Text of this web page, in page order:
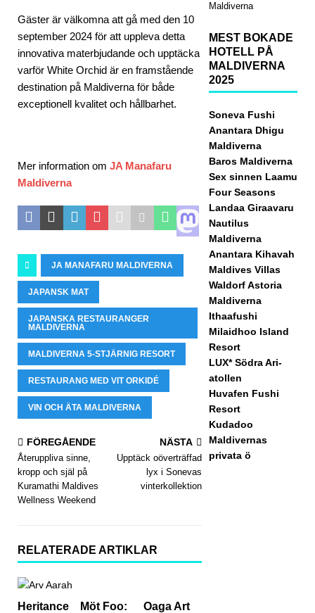
reso
r
OC
[ 29
april
Hur
man
bok
på
Gäster är välkomna att gå med den 10
september 2024 för att uppleva detta
innovativa materbjudande och upptäcka
varför White Orchid är en framstående
destination på Maldiverna för både
exceptionell kvalitet och hållbarhet.
Mer information om JA Manafaru
Maldiverna
JA MANAFARU MALDIVERNA
JAPANSK MAT
JAPANSKA RESTAURANGER
MALDIVERNA
MALDIVERNA 5-STJÄRNIG RESORT
RESTAURANG MED VIT ORKIDÉ
VIN OCH ÄTA MALDIVERNA
FÖREGÅENDE
Återuppliva sinne,
kropp och själ på
Kuramathi Maldives
Wellness Weekend
NÄSTA
Upptäck oöverträffad
lyx i Sonevas
vinterkollektion
RELATERADE ARTIKLAR
Heritance
Möt Foo:
Oaga Art
Maldiverna
MEST BOKADE
HOTELL PÅ
MALDIVERNA
2025
Soneva Fushi
Anantara Dhigu
Maldiverna
Baros Maldiverna
Sex sinnen Laamu
Four Seasons
Landaa Giraavaru
Nautilus
Maldiverna
Anantara Kihavah
Maldives Villas
Waldorf Astoria
Maldiverna
Ithaafushi
Milaidhoo Island
Resort
LUX* Södra Ari-
atollen
Huvafen Fushi
Resort
Kudadoo
Maldivernas
privata ö